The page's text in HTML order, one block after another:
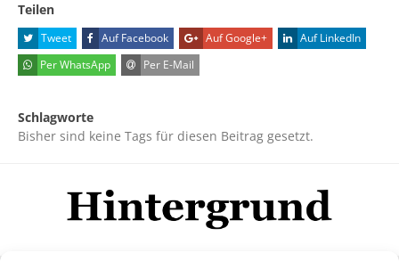
Teilen
Tweet Auf Facebook Auf Google+
Auf LinkedIn
Per WhatsApp
Per E-Mail
Schlagworte
Bisher sind keine Tags für diesen Beitrag gesetzt.